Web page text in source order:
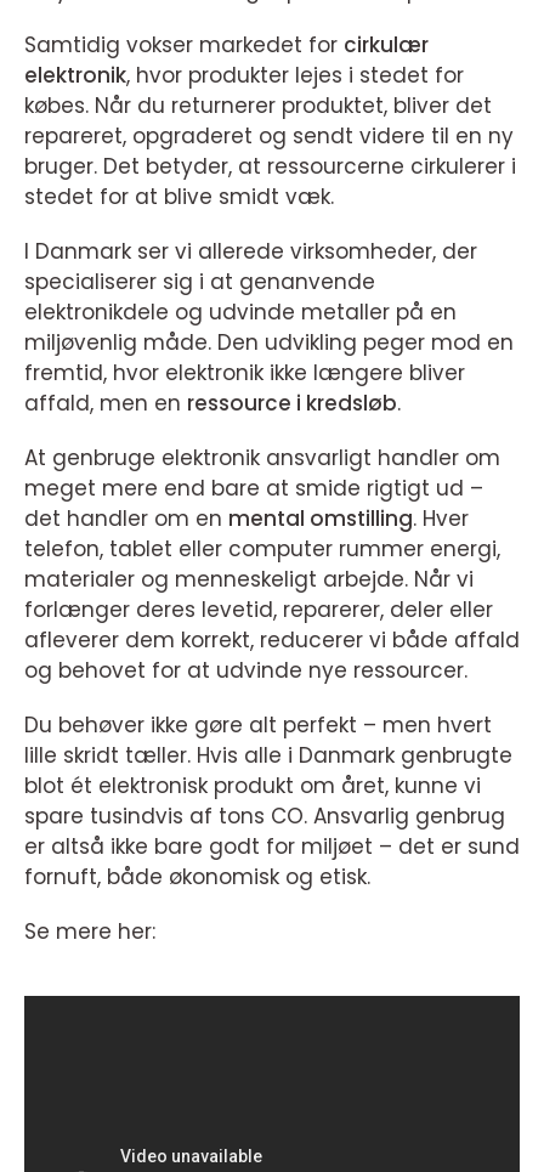
Samtidig vokser markedet for cirkulær
elektronik, hvor produkter lejes i stedet for
købes. Når du returnerer produktet, bliver det
repareret, opgraderet og sendt videre til en ny
bruger. Det betyder, at ressourcerne cirkulerer i
stedet for at blive smidt væk.
I Danmark ser vi allerede virksomheder, der
specialiserer sig i at genanvende
elektronikdele og udvinde metaller på en
miljøvenlig måde. Den udvikling peger mod en
fremtid, hvor elektronik ikke længere bliver
affald, men en ressource i kredsløb.
At genbruge elektronik ansvarligt handler om
meget mere end bare at smide rigtigt ud –
det handler om en mental omstilling. Hver
telefon, tablet eller computer rummer energi,
materialer og menneskeligt arbejde. Når vi
forlænger deres levetid, reparerer, deler eller
afleverer dem korrekt, reducerer vi både affald
og behovet for at udvinde nye ressourcer.
Du behøver ikke gøre alt perfekt – men hvert
lille skridt tæller. Hvis alle i Danmark genbrugte
blot ét elektronisk produkt om året, kunne vi
spare tusindvis af tons CO. Ansvarlig genbrug
er altså ikke bare godt for miljøet – det er sund
fornuft, både økonomisk og etisk.
Se mere her: